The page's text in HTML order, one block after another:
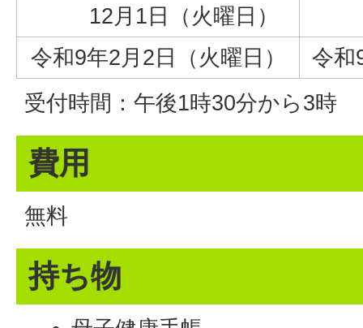
12月1日（火曜日）
令和9年2月2日（火曜日）
令和
受付時間：午後1時30分から3時
費用
無料
持ち物